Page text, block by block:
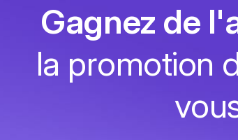
Gagnez de
la promotion